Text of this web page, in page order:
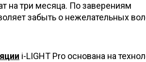
на три месяца. По заверениям
забыть о нежелательных
i-LIGHT Pro основана на